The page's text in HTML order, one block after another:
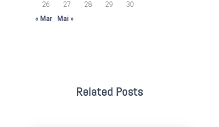
26 27 28 29
30
« Mar
Mai »
Related Posts